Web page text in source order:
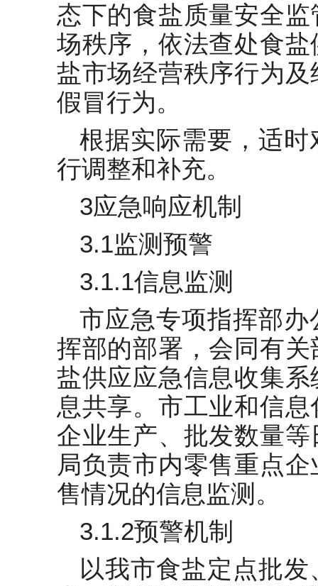
态下的食盐质量安全
场秩序，依法查处食
盐市场经营秩序行为
假冒行为。
根据实际需要，适
行调整和补充。
3应急响应机制
3.1监测预警
3.1.1信息监测
市应急专项指挥部
挥部的部署，会同有
盐供应应急信息收集
息共享。市工业和信
企业生产、批发数量
局负责市内零售重点
售情况的信息监测。
3.1.2预警机制
以我市食盐定点批